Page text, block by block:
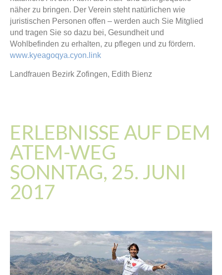
näher zu bringen. Der Verein steht natürlichen wie
juristischen Personen offen – werden auch Sie Mitglied
und tragen Sie so dazu bei, Gesundheit und
Wohlbefinden zu erhalten, zu pflegen und zu fördern.
www.kyeagoqya.cyon.link
Landfrauen Bezirk Zofingen, Edith Bienz
ERLEBNISSE AUF DEM
ATEM-WEG
SONNTAG, 25. JUNI
2017